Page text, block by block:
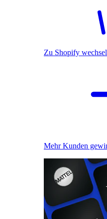
Zu Shopify
Mehr Kunden